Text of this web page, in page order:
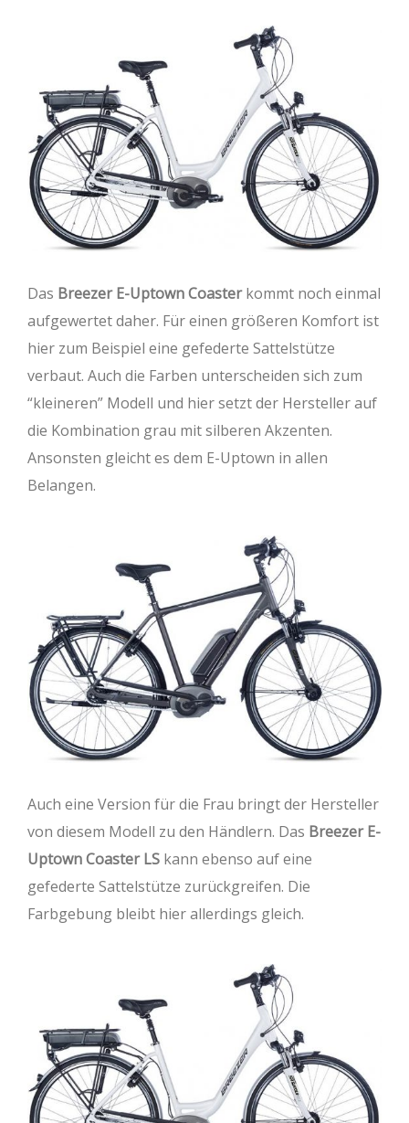
Das Breezer E-Uptown Coasterkommt noch einmal
aufgewertet daher. Für einen größeren Komfort ist
hier zum Beispiel eine gefederte Sattelstütze
verbaut. Auch die Farben unterscheiden sich zum
“kleineren” Modell und hier setzt der Hersteller auf
die Kombination grau mit silberen Akzenten.
Ansonsten gleicht es dem E-Uptown in allen
Belangen.
Auch eine Version für die Frau bringt der Hersteller
von diesem Modell zu den Händlern. Das Breezer E-
Uptown Coaster LS kann ebenso auf eine
gefederte Sattelstütze zurückgreifen. Die
Farbgebung bleibt hier allerdings gleich.